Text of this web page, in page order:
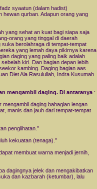
syaatun (dalam hadist)
hewan qurban. Adapun orang yang
yang sehat an kuat bagi siapa saja
orang yang tinggal di daerah
berolahraga di tempat-tempat
yang lemah daya pikirnya karena
daging yang paling baik adalah
kiri. Dan bagian depan lebih
kambing. Daging bagian aas
Diet Ala Rasulullah, Indra Kusumah
mengambil daging. Di antaranya :
mengambil daging bahagian lengan
manis dan jauh dari tempat-tempat
penglihatan.”
kekuatan (tenaga).”
membuat warna menjadi jernih,
dagingnya jelek dan mengakibatkan
dan kazbarah (ketumbar), lalu